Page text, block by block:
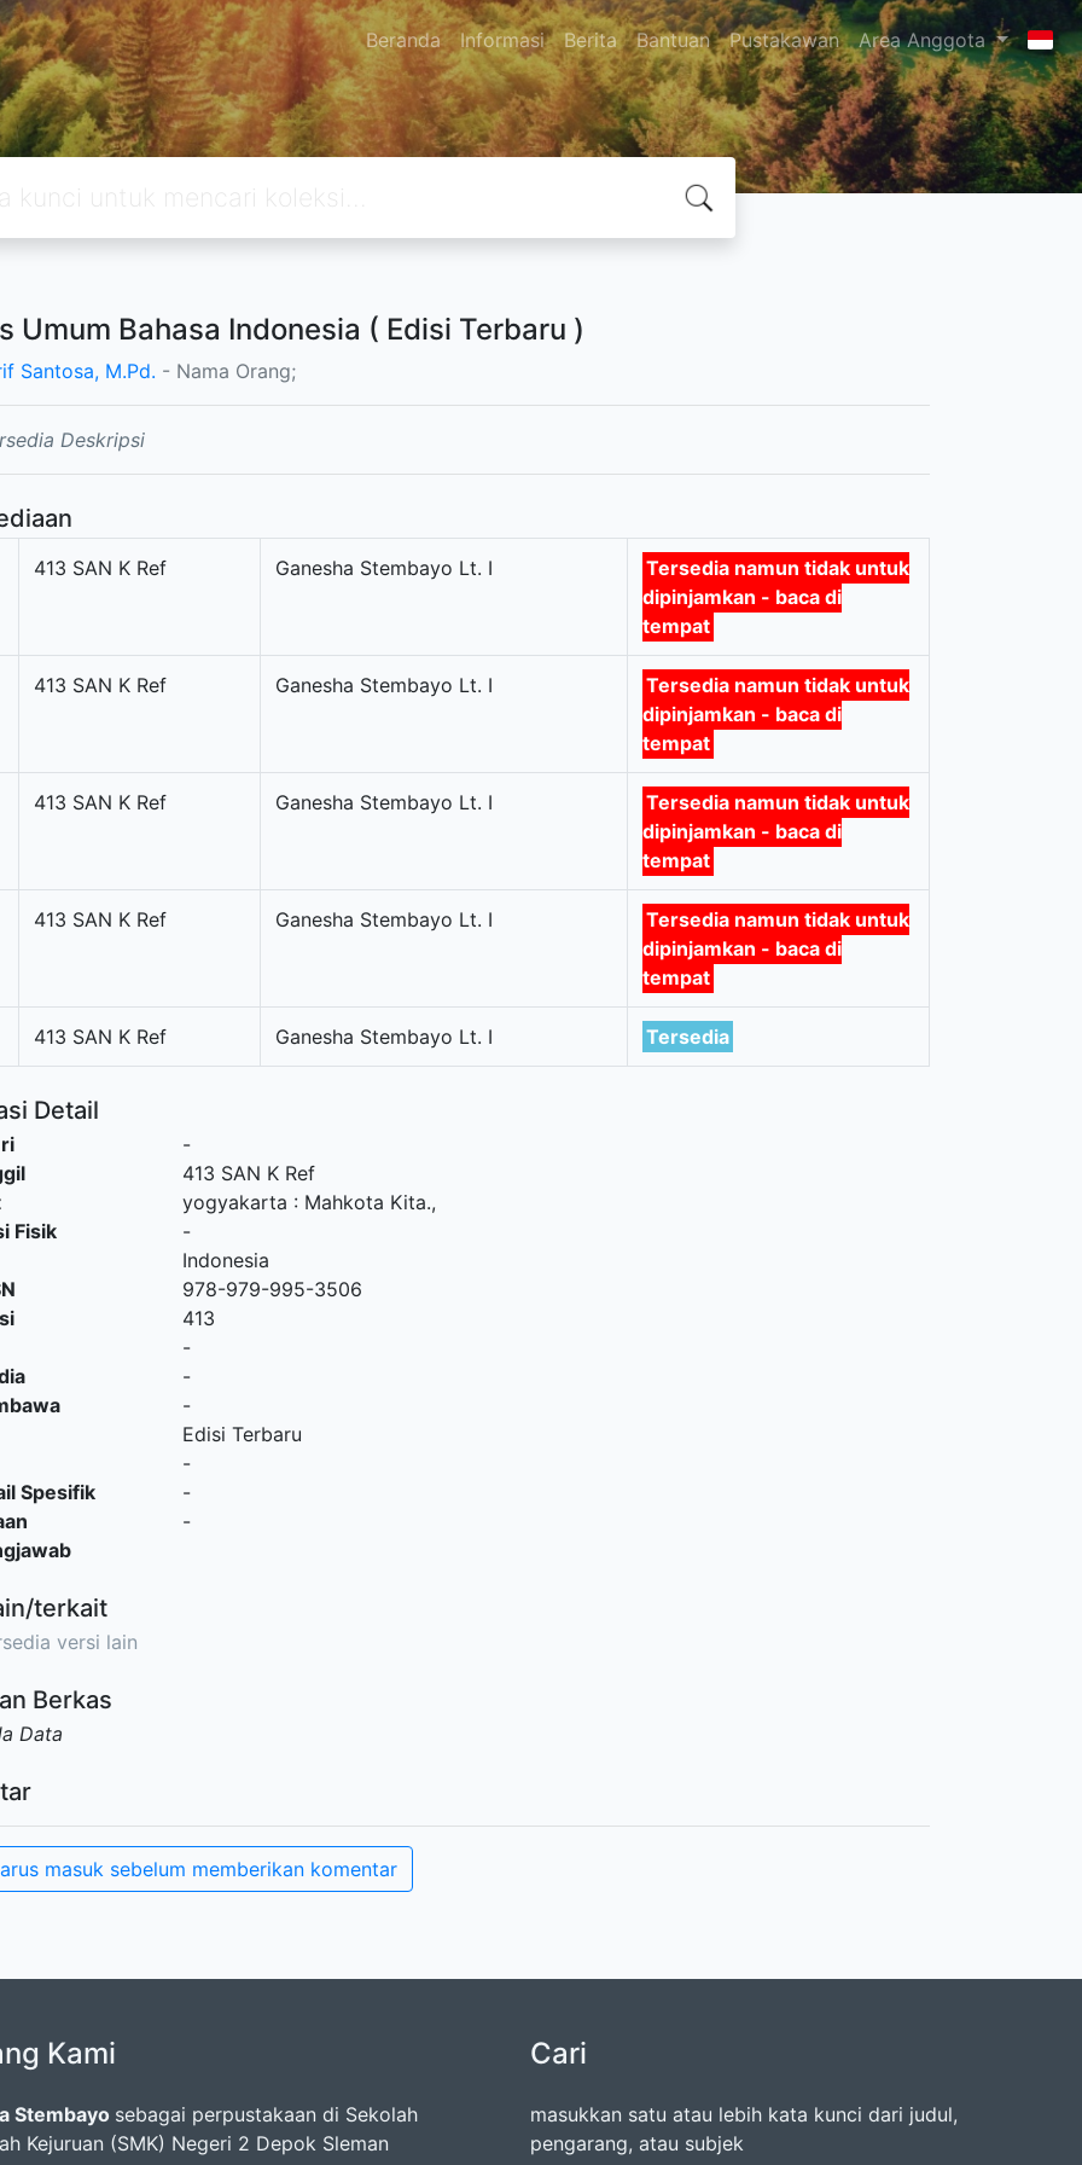
Beranda Informasi Berita Bantuan Pustakawan Area Anggota
Umum Bahasa Indonesia ( Edisi Terbaru )
Santosa, M.Pd. - Nama Orang;
Deskripsi
413 SAN K Ref Ganesha Stembayo Lt. I
Tersedia namun tidak untuk
dipinjamkan - baca di
tempat
413 SAN K Ref Ganesha Stembayo Lt. I
Tersedia namun tidak untuk
dipinjamkan - baca di
tempat
413 SAN K Ref Ganesha Stembayo Lt. I
Tersedia namun tidak untuk
dipinjamkan - baca di
tempat
413 SAN K Ref Ganesha Stembayo Lt. I
Tersedia namun tidak untuk
dipinjamkan - baca di
tempat
413 SAN K Ref Ganesha Stembayo Lt. I Tersedia
Detail
-
413 SAN K Ref
yogyakarta : Mahkota Kita.,
Fisik
-
Indonesia
978-979-995-3506
413
-
-
-
Edisi Terbaru
-
Spesifik
-
-
terkait
versi lain
Berkas
Data
masuk sebelum memberikan komentar
Kami
Stembayo sebagai perpustakaan di Sekolah
Kejuruan (SMK) Negeri 2 Depok Sleman
Cari
masukkan satu atau lebih kata kunci dari judul,
pengarang, atau subjek